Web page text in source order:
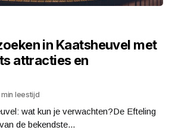
in Kaatsheuvel met
attracties en
min leestijd
wat kun je verwachten?De Efteling
de bekendste...